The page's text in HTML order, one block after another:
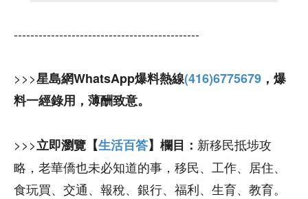
---------------------------------------------
>>>星島網WhatsApp爆料熱線(416)6775679 ，爆
料一經錄用，薄酬致意。
>>>立即瀏覽【生活百答】欄目： 新移民抵埗攻
略，老華僑也未必知道的事，移民、工作、居住、
食玩買、交通、報稅、銀行、福利、生育、教育。